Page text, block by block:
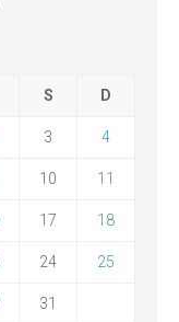
S D
3 4
10 11
17 18
24 25
31